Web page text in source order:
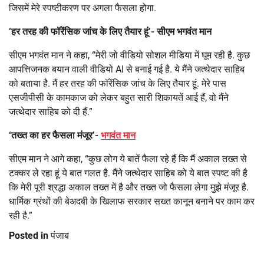
जिसमें मेरे स्पष्टीकरण पर अगला फैसला होगा.
‘हर तरह की फॉरेंसिक जांच के लिए तैयार हूं’- सीएम भगवंत मान
सीएम भगवंत मान ने कहा, “मेरी जो वीडियो सोशल मीडिया में घूम रही है. कुछ
आपत्तिजनक बयान वाली वीडियो AI से बनाई गई है. ये मैंने जत्थेदार साहिब
को बताया है. मैं हर तरह की फॉरेंसिक जांच के लिए तैयार हूं. मेरे पास
एसजीपीसी के कामकाज को लेकर बहुत सारी शिकायतें आई हैं, वो मैंने
जत्थेदार साहिब को दी हैं.”
‘तख्त का हर फैसला मंजूर’- भगवंत मान
सीएम मान ने आगे कहा, “कुछ लोग ये बातें फैला रहे हैं कि मैं अकाल तख्त से
टक्कर ले रहा हूं ये बात गलत है. मैंने जत्थेदार साहिब को ये बात स्पष्ट की है
कि मेरी पूरी श्रद्धा अकाल तख्त में है और तख्त जो फैसला लेगा मुझे मंजूर है.
धार्मिक ग्रंथों की बेअदबी के खिलाफ सरकार सख्त कानून बनाने पर काम कर
रही है.”
Posted inपंजाब